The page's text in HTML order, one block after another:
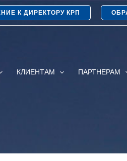
К ДИРЕКТОРУ КРП
КЛИЕНТАМ ПАРТНЕРАМ